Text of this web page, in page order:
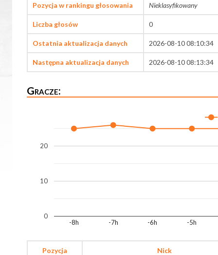
Pozycja w rankingu głosowania Nieklasyfikowany
Liczba głosów 0
Ostatnia aktualizacja danych 2026-08-10 08:10:34
Następna aktualizacja danych 2026-08-10 08:13:34
Gracze:
-8h -7h -6h -5h
0
10
20
Pozycja Nick